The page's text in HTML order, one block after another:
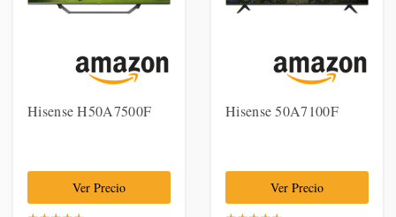
Hisense H50A7500F
Ver Precio
Hisense 50A7100F
Ver Precio